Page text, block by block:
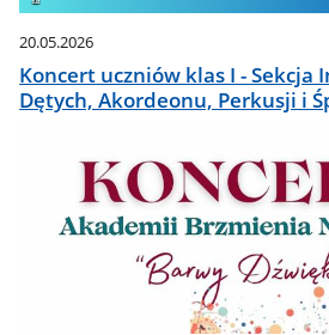
20.05.2026
Koncert uczniów klas I -
Dętych, Akordeonu, Perkusji i